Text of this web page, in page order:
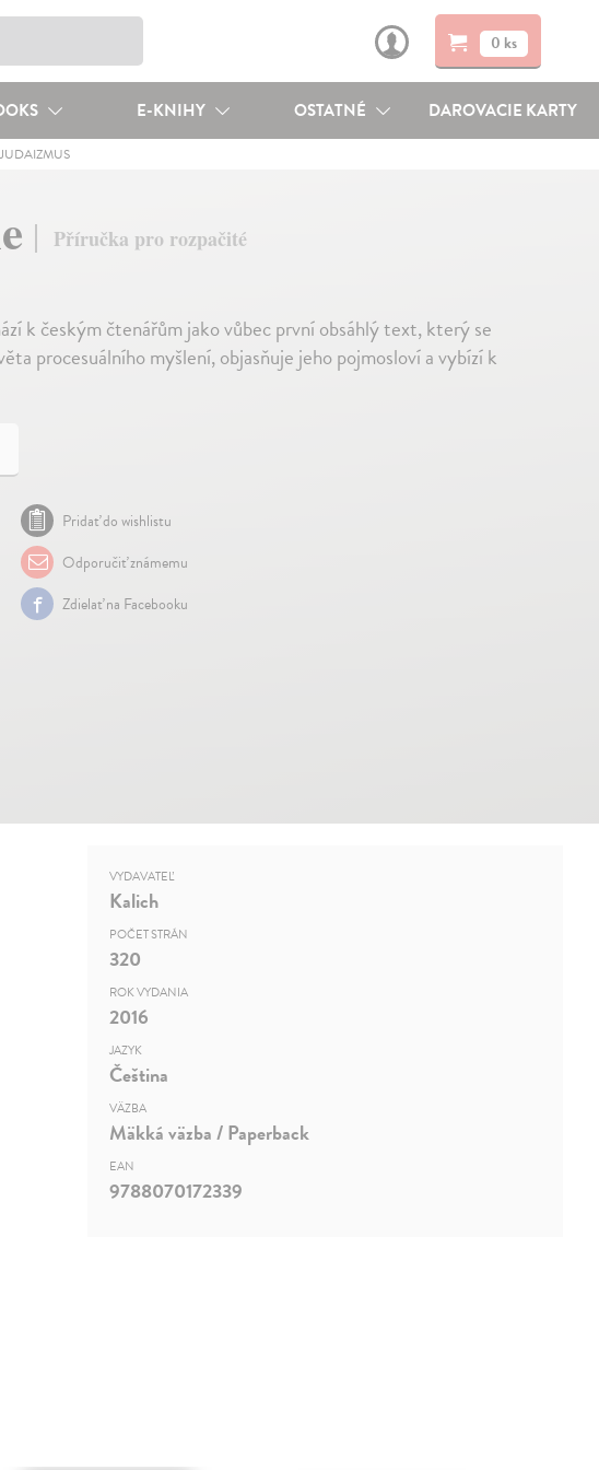
0 ks
E-KNIHY OSTATNÉ DAROVACIE KARTY
Příručka pro rozpačité
k českým čtenářům jako vůbec první obsáhlý text, který se
procesuálního myšlení, objasňuje jeho pojmosloví a vybízí k
Pridať do wishlistu
Odporučiť známemu
Zdielať na Facebooku
VYDAVATEĽ
Kalich
POČET STRÁN
320
ROK VYDANIA
2016
JAZYK
Čeština
VÄZBA
Mäkká väzba / Paperback
EAN
9788070172339